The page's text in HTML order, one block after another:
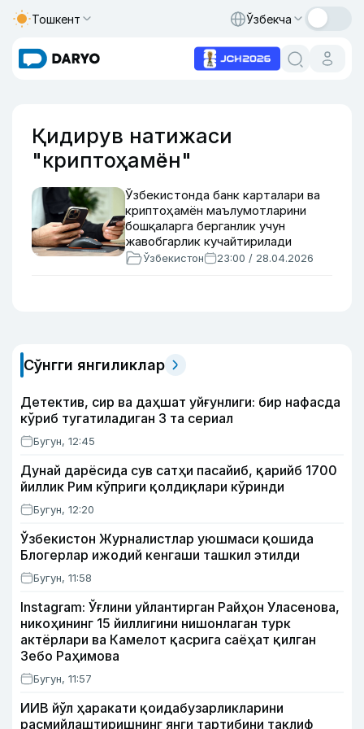
Тошкент Ўзбекча
Қидирув натижаси
"криптоҳамён"
Ўзбекистонда банк карталари ва
криптоҳамён маълумотларини
бошқаларга берганлик учун
жавобгарлик кучайтирилади
Ўзбекистон 23:00 / 28.04.2026
Сўнгги янгиликлар
Детектив, сир ва даҳшат уйғунлиги: бир нафасда
кўриб тугатиладиган 3 та сериал
Бугун, 12:45
Дунай дарёсида сув сатҳи пасайиб, қарийб 1700
йиллик Рим кўприги қолдиқлари кўринди
Бугун, 12:20
Ўзбекистон Журналистлар уюшмаси қошида
Блогерлар ижодий кенгаши ташкил этилди
Бугун, 11:58
Instagram: Ўғлини уйлантирган Райҳон Уласенова,
никоҳининг 15 йиллигини нишонлаган турк
актёрлари ва Камелот қасрига саёҳат қилган
Зебо Раҳимова
Бугун, 11:57
ИИВ йўл ҳаракати қоидабузарликларини
расмийлаштиришнинг янги тартибини таклиф